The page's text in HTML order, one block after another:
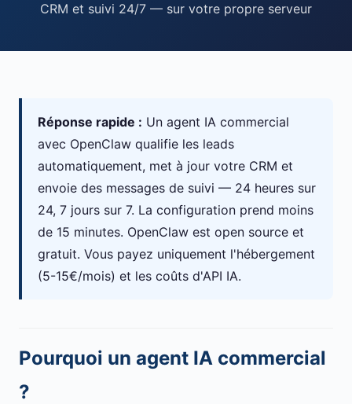
CRM et suivi 24/7 — sur votre propre serveur
Réponse rapide : Un agent IA commercial
avec OpenClaw qualifie les leads
automatiquement, met à jour votre CRM et
envoie des messages de suivi — 24 heures sur
24, 7 jours sur 7. La configuration prend moins
de 15 minutes. OpenClaw est open source et
gratuit. Vous payez uniquement l'hébergement
(5-15€/mois) et les coûts d'API IA.
Pourquoi un agent IA commercial
?